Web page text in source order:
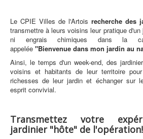
Le CPIE Villes de l'Artois recherche des
transmettre à leurs voisins leur pratique
ni engrais chimiques dans la
appelée "Bienvenue dans mon jardin au
Ainsi, le temps d'un week-end, des
voisins et habitants de leur territoire
richesses de leur jardin et échanger sur
esprit convivial.
Transmettez votre
jardinier "hôte" de l'opération!